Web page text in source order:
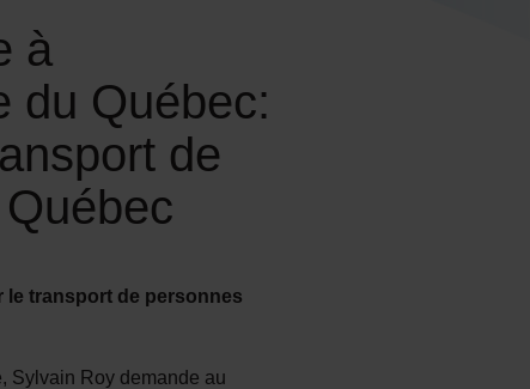
à
du Québec:
de
le transport de personnes
Sylvain Roy demande au